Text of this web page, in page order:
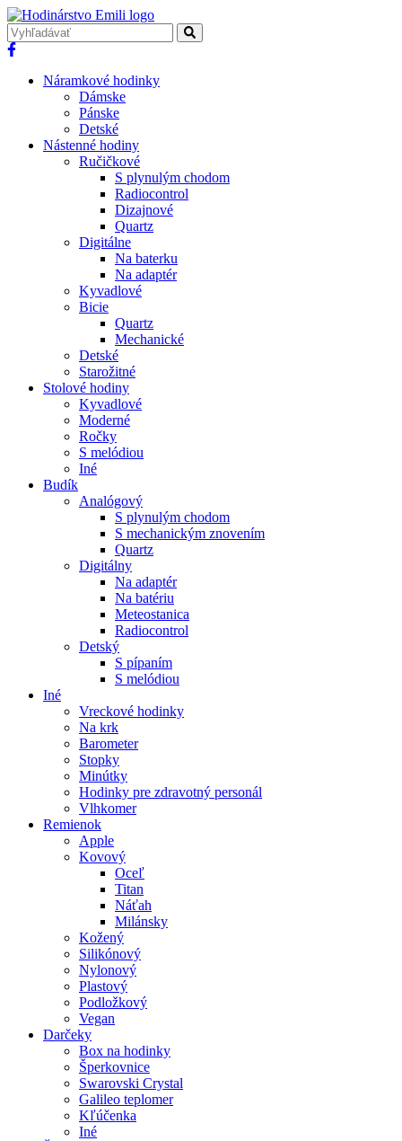
Náramkové hodinky
Dámske
Pánske
Detské
Nástenné hodiny
Ručičkové
S plynulým chodom
Radiocontrol
Dizajnové
Quartz
Digitálne
Na baterku
Na adaptér
Kyvadlové
Bicie
Quartz
Mechanické
Detské
Starožitné
Stolové hodiny
Kyvadlové
Moderné
Ročky
S melódiou
Iné
Budík
Analógový
S plynulým chodom
S mechanickým znovením
Quartz
Digitálny
Na adaptér
Na batériu
Meteostanica
Radiocontrol
Detský
S pípaním
S melódiou
Iné
Vreckové hodinky
Na krk
Barometer
Stopky
Minútky
Hodinky pre zdravotný personál
Vlhkomer
Remienok
Apple
Kovový
Oceľ
Titan
Náťah
Milánsky
Kožený
Silikónový
Nylonový
Plastový
Podložkový
Vegan
Darčeky
Box na hodinky
Šperkovnice
Swarovski Crystal
Galileo teplomer
Kľúčenka
Iné